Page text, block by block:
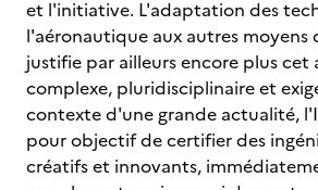
et l'initiative. L'adaptation des
l'aéronautique aux autres moyens
justifie par ailleurs encore plus cet
complexe, pluridisciplinaire et
contexte d'une grande actualité,
pour objectif de certifier des
créatifs et innovants,